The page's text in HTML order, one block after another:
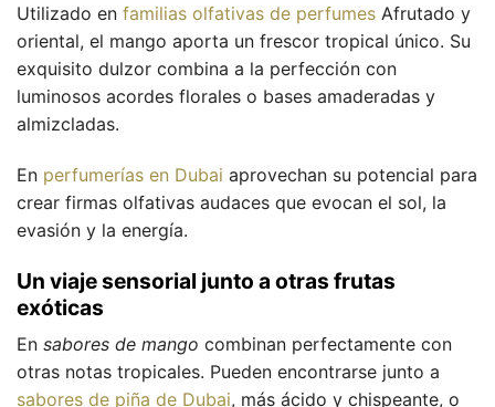
Utilizado en familias olfativas de perfumes Afrutado y
oriental, el mango aporta un frescor tropical único. Su
exquisito dulzor combina a la perfección con
luminosos acordes florales o bases amaderadas y
almizcladas.
En perfumerías en Dubai aprovechan su potencial para
crear firmas olfativas audaces que evocan el sol, la
evasión y la energía.
Un viaje sensorial junto a otras frutas
exóticas
En sabores de mango combinan perfectamente con
otras notas tropicales. Pueden encontrarse junto a
sabores de piña de Dubai, más ácido y chispeante, o